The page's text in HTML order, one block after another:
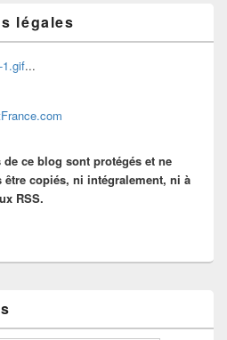
légales
...
de ce blog sont protégés et ne
être copiés, ni intégralement, ni à
RSS.